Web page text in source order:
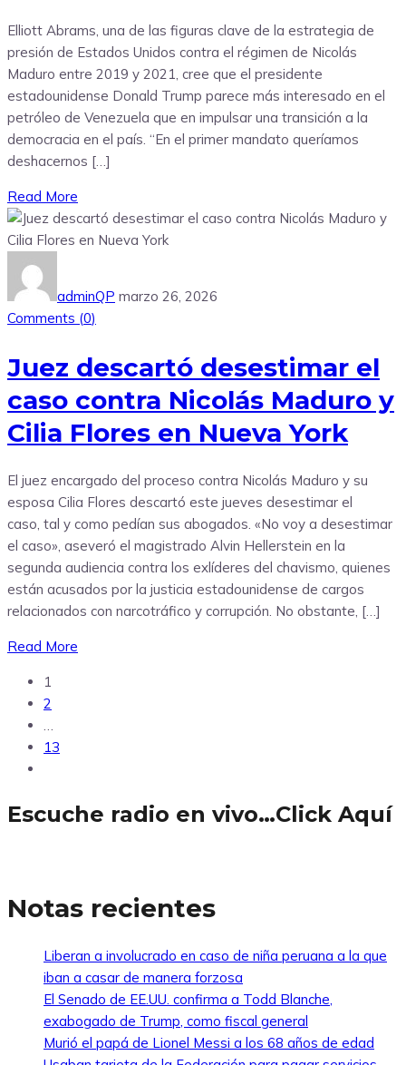
Elliott Abrams, una de las figuras clave de la estrategia de
presión de Estados Unidos contra el régimen de Nicolás
Maduro entre 2019 y 2021, cree que el presidente
estadounidense Donald Trump parece más interesado en el
petróleo de Venezuela que en impulsar una transición a la
democracia en el país. “En el primer mandato queríamos
deshacernos […]
Read More
adminQP marzo 26, 2026
Comments (0)
Juez descartó desestimar el
caso contra Nicolás Maduro y
Cilia Flores en Nueva York
El juez encargado del proceso contra Nicolás Maduro y su
esposa Cilia Flores descartó este jueves desestimar el
caso, tal y como pedían sus abogados. «No voy a desestimar
el caso», aseveró el magistrado Alvin Hellerstein en la
segunda audiencia contra los exlíderes del chavismo, quienes
están acusados por la justicia estadounidense de cargos
relacionados con narcotráfico y corrupción. No obstante, […]
Read More
1
2
…
13
Escuche radio en vivo…Click Aquí
Notas recientes
Liberan a involucrado en caso de niña peruana a la que
iban a casar de manera forzosa
El Senado de EE.UU. confirma a Todd Blanche,
exabogado de Trump, como fiscal general
Murió el papá de Lionel Messi a los 68 años de edad